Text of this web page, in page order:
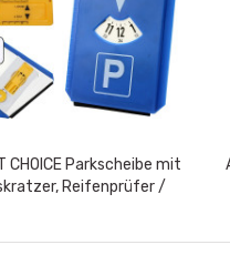
CHOICE Parkscheibe mit
Reifenprüfer /